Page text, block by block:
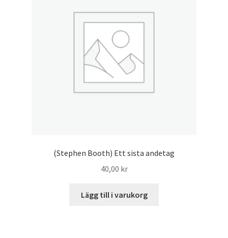
(Stephen Booth) Ett sista andetag
40,00 kr
Lägg till i varukorg